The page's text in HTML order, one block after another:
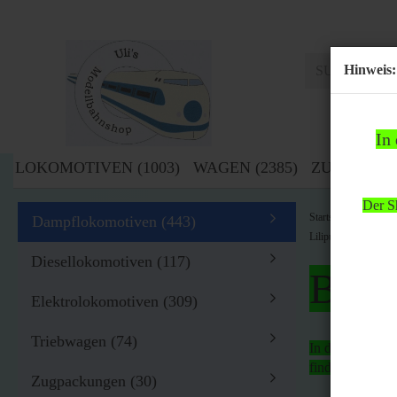
Hinweis:
In
Der
LOKOMOTIVEN (1003) WAGEN (2385) ZUBEHÖR
Startseite »
Liliput H0 10901
Bitte
In der Zeit
findet
Dampflokomotiven (443)
Diesellokomotiven (117)
Elektrolokomotiven (309)
Triebwagen (74)
Zugpackungen (30)